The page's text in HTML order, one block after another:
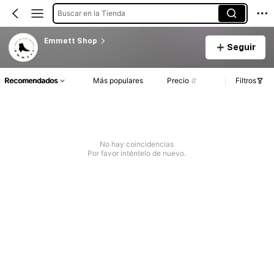
Buscar en la Tienda
Emmett Shop
Seguir
Recomendados Más populares Precio Filtros
No hay coincidencias
Por favor inténtelo de nuevo.